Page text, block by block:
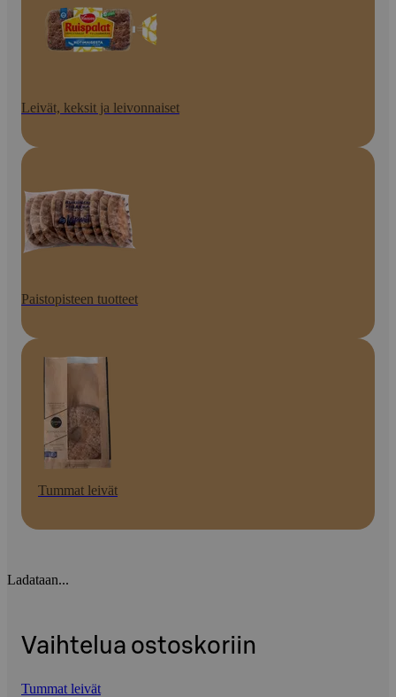
Leivät, keksit ja leivonnaiset
Paistopisteen tuotteet
Tummat leivät
Ladataan...
Vaihtelua ostoskoriin
Tummat leivät